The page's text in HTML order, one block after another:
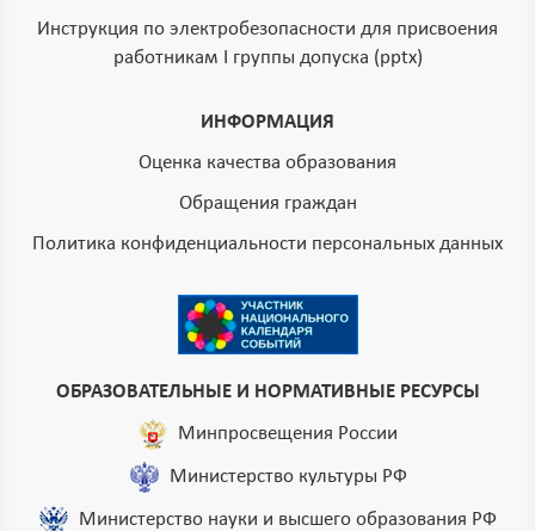
Инструкция по электробезопасности для присвоения
работникам I группы допуска (pptx)
ИНФОРМАЦИЯ
Оценка качества образования
Обращения граждан
Политика конфиденциальности персональных данных
ОБРАЗОВАТЕЛЬНЫЕ И НОРМАТИВНЫЕ РЕСУРСЫ
Минпросвещения России
Министерство культуры РФ
Министерство науки и высшего образования РФ